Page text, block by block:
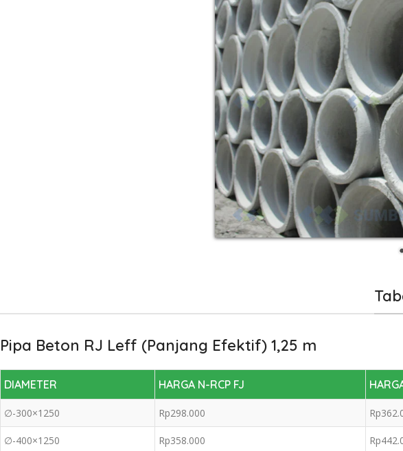
Pipa Beton RJ Leff (Panjang Efektif) 1,25 m
DIAMETER HARGA N-RCP FJ
∅-300×1250 Rp298.000
∅-400×1250 Rp358.000